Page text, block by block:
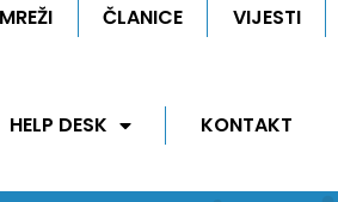
ČLANICE VIJESTI
HELP DESK KONTAKT